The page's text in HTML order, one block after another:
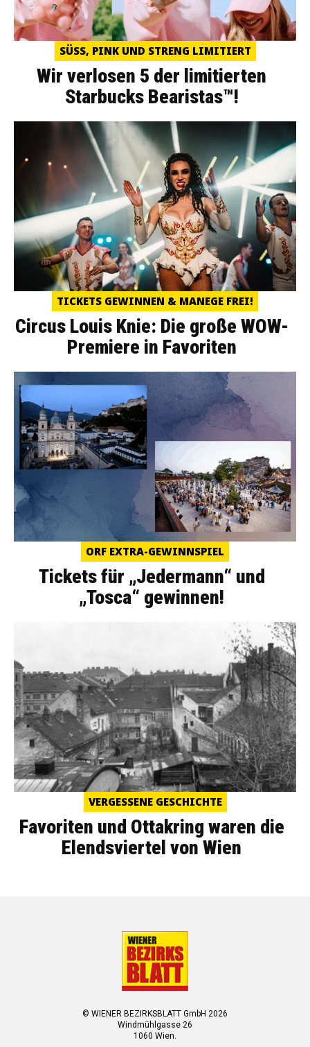
SÜSS, PINK UND STRENG LIMITIERT
Wir verlosen 5 der limitierten
Starbucks Bearistas™!
TICKETS GEWINNEN & MANEGE FREI!
Circus Louis Knie: Die große WOW-
Premiere in Favoriten
ORF EXTRA-GEWINNSPIEL
Tickets für „Jedermann“ und
„Tosca“ gewinnen!
VERGESSENE GESCHICHTE
Favoriten und Ottakring waren die
Elendsviertel von Wien
© WIENER BEZIRKSBLATT GmbH 2026
Windmühlgasse 26
1060 Wien.